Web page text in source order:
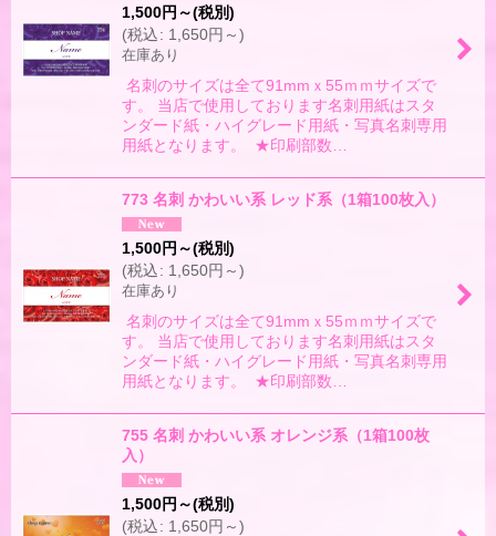
1,500円 ～(税別)
(税込: 1,650円 ～)
在庫あり
名刺のサイズは全て91mmｘ55ｍｍサイズで
す。 当店で使用しております名刺用紙はスタ
ンダード紙・ハイグレード用紙・写真名刺専用
用紙となります。 ★印刷部数…
773 名刺 かわいい系 レッド系（1箱100枚入）
1,500円 ～(税別)
(税込: 1,650円 ～)
在庫あり
名刺のサイズは全て91mmｘ55ｍｍサイズで
す。 当店で使用しております名刺用紙はスタ
ンダード紙・ハイグレード用紙・写真名刺専用
用紙となります。 ★印刷部数…
755 名刺 かわいい系 オレンジ系（1箱100枚
入）
1,500円 ～(税別)
(税込: 1,650円 ～)